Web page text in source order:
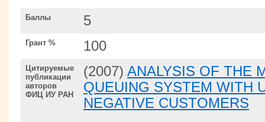
Баллы 5
Грант % 100
Цитируемые
публикации
авторов
ФИЦ ИУ РАН
(2007) ANALYSIS OF THE
QUEUING SYSTEM WITH
NEGATIVE CUSTOMERS